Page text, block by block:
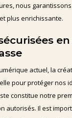
nous
plus enrichissante.
actuel, la
pour protéger nos
constitue notre
autorisés. Il est